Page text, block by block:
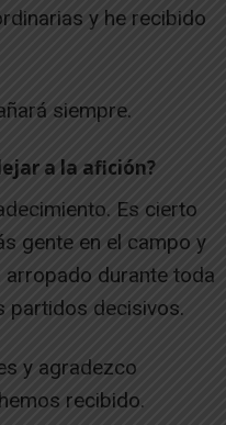
y he recibido
siempre.
a la afición?
Es cierto
gente en el campo y
arropado durante toda
partidos decisivos.
y agradezco
recibido.